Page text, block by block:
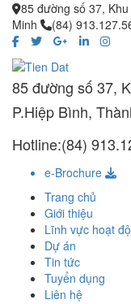
85 đường số 37,
Minh
(84)
85 đường số 37,
P.Hiệp Bình,
Hotline:(84)
e-Brochure
Trang chủ
Giới thiệu
Lĩnh vực hoạt
Dự án
Tin tức
Tuyển dụng
Liên hệ